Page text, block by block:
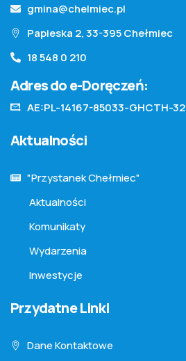
gmina@chelmiec.pl
Papieska 2, 33-395 Chełmiec
18 548 0 210
Adres do e-Doręczeń:
AE:PL-14167-85033-GHCTH-32
Aktualności
"Przystanek Chełmiec"
Aktualności
Komunikaty
Wydarzenia
Inwestycje
Przydatne Linki
Dane Kontaktowe